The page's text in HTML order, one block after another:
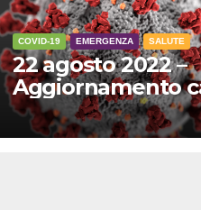
COVID-19 EMERGENZA SALUTE
22 agosto 2022 –
Aggiornamento
Covid-19